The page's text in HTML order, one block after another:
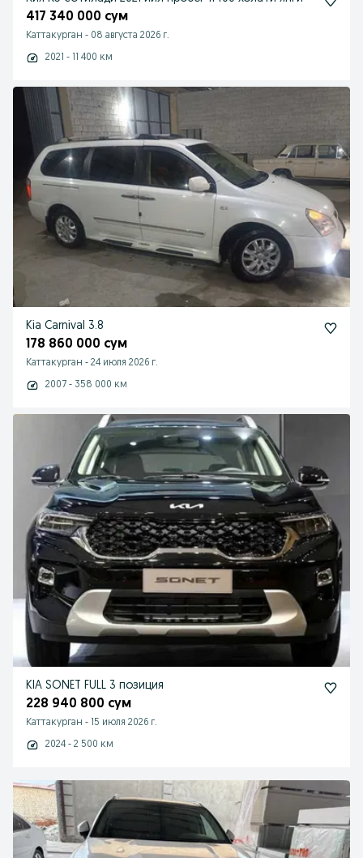
417 340 000 сум
Каттакурган - 08 августа 2026 г.
2021 - 11 400 км
Kia Carnival 3.8
178 860 000 сум
Каттакурган - 24 июля 2026 г.
2007 - 358 000 км
KIA SONET FULL 3 позиция
228 940 800 сум
Каттакурган - 15 июля 2026 г.
2024 - 2 500 км